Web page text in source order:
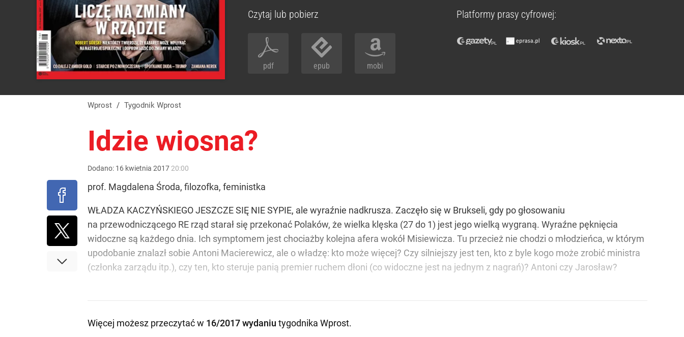
Czytaj lub pobierz
pdf epub mobi
Platformy prasy cyfrowej:
Wprost / Tygodnik Wprost
Idzie wiosna?
Dodano: 16 kwietnia 2017 20:00
prof. Magdalena Środa, filozofka, feministka
WŁADZA KACZYŃSKIEGO JESZCZE SIĘ NIE SYPIE, ale wyraźnie nadkrusza. Zaczęło się w Brukseli, gdy po głosowaniu
na przewodniczącego RE rząd starał się przekonać Polaków, że wielka klęska (27 do 1) jest jego wielką wygraną. Wyraźne pęknięcia
widoczne są każdego dnia. Ich symptomem jest chociażby kolejna afera wokół Misiewicza. Tu przecież nie chodzi o młodzieńca, w którym
upodobanie znalazł sobie Antoni Macierewicz, ale o władzę: kto może więcej? Czy silniejszy jest ten, kto z byle kogo może zrobić ministra
(członka zarządu itp.), czy ten, kto steruje panią premier ruchem dłoni (co widoczne jest na jednym z nagrań)? Antoni czy Jarosław?
Więcej możesz przeczytać w 16/2017 wydaniu tygodnika Wprost.